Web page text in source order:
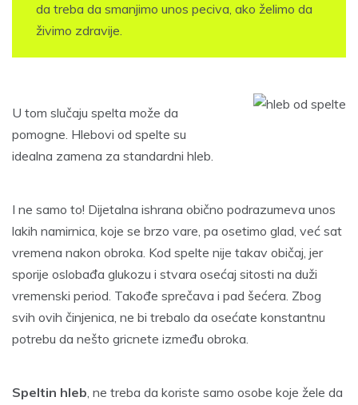
da treba da smanjimo unos peciva, ako želimo da
živimo zdravije.
U tom slučaju spelta može da
pomogne. Hlebovi od spelte su
idealna zamena za standardni hleb.
I ne samo to! Dijetalna ishrana obično podrazumeva unos
lakih namirnica, koje se brzo vare, pa osetimo glad, već sat
vremena nakon obroka. Kod spelte nije takav običaj, jer
sporije oslobađa glukozu i stvara osećaj sitosti na duži
vremenski period. Takođe sprečava i pad šećera. Zbog
svih ovih činjenica, ne bi trebalo da osećate konstantnu
potrebu da nešto gricnete između obroka.
Speltin hleb, ne treba da koriste samo osobe koje žele da